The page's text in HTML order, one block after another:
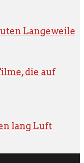
Langeweile
die auf
lang Luft